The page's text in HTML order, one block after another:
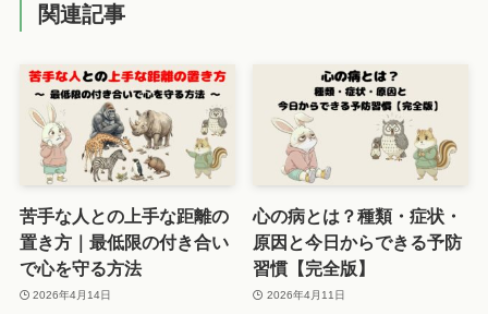
関連記事
苦手な人との上手な距離の
置き方｜最低限の付き合い
で心を守る方法
2026年4月14日
心の病とは？種類・症状・
原因と今日からできる予防
習慣【完全版】
2026年4月11日